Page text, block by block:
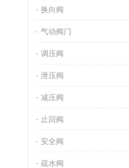
换向阀
气动阀门
调压阀
泄压阀
减压阀
止回阀
安全阀
疏水阀